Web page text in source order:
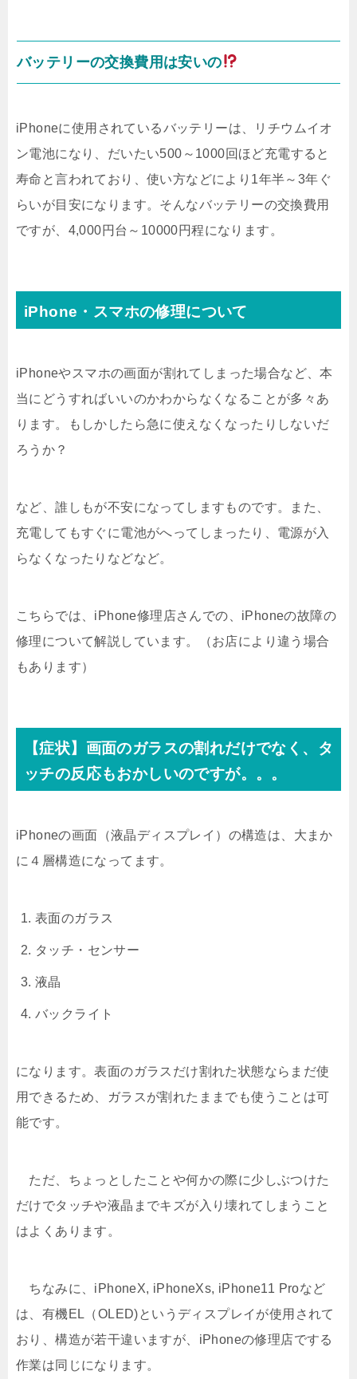
バッテリーの交換費用は安いの
iPhoneに使用されているバッテリーは、リチウムイオ
ン電池になり、だいたい500～1000回ほど充電すると
寿命と言われており、使い方などにより1年半～3年ぐ
らいが目安になります。そんなバッテリーの交換費用
ですが、4,000円台～10000円程になります。
iPhone・スマホの修理について
iPhoneやスマホの画面が割れてしまった場合など、本
当にどうすればいいのかわからなくなることが多々あ
ります。もしかしたら急に使えなくなったりしないだ
ろうか？
など、誰しもが不安になってしますものです。また、
充電してもすぐに電池がへってしまったり、電源が入
らなくなったりなどなど。
こちらでは、iPhone修理店さんでの、iPhoneの故障の
修理について解説しています。（お店により違う場合
もあります）
【症状】画面のガラスの割れだけでなく、タ
ッチの反応もおかしいのですが。。。
iPhoneの画面（液晶ディスプレイ）の構造は、大まか
に４層構造になってます。
表面のガラス
タッチ・センサー
液晶
バックライト
になります。表面のガラスだけ割れた状態ならまだ使
用できるため、ガラスが割れたままでも使うことは可
能です。
ただ、ちょっとしたことや何かの際に少しぶつけた
だけでタッチや液晶までキズが入り壊れてしまうこと
はよくあります。
ちなみに、iPhoneX, iPhoneXs, iPhone11 Proなど
は、有機EL（OLED)というディスプレイが使用されて
おり、構造が若干違いますが、iPhoneの修理店でする
作業は同じになります。